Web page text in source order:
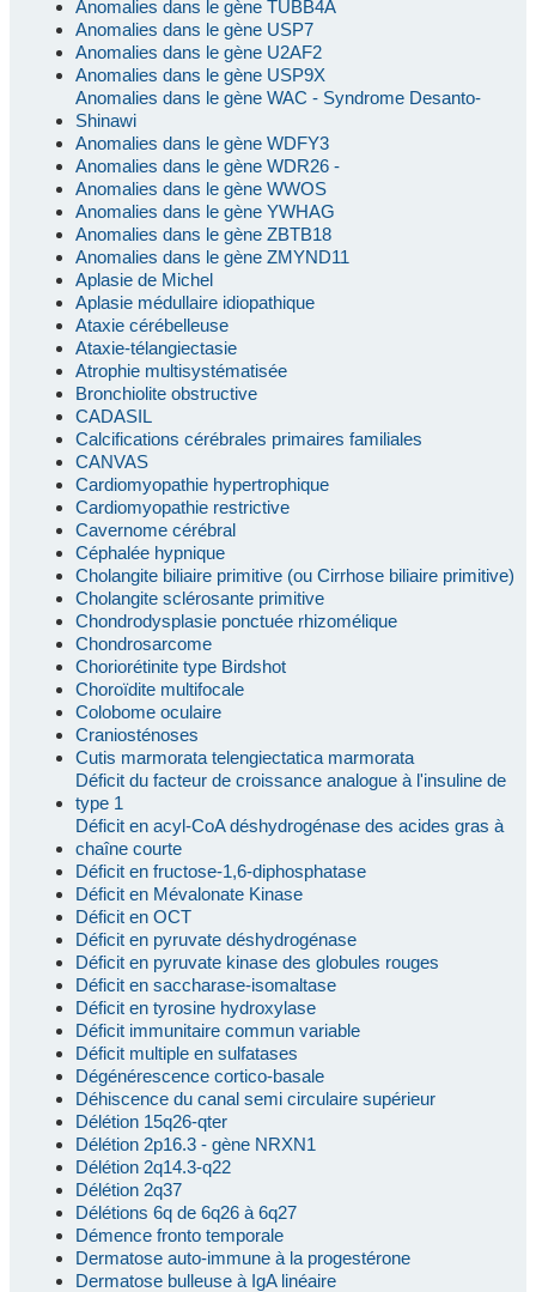
Anomalies dans le gène TUBB4A
Anomalies dans le gène USP7
Anomalies dans le gène U2AF2
Anomalies dans le gène USP9X
Anomalies dans le gène WAC - Syndrome Desanto-
Shinawi
Anomalies dans le gène WDFY3
Anomalies dans le gène WDR26 -
Anomalies dans le gène WWOS
Anomalies dans le gène YWHAG
Anomalies dans le gène ZBTB18
Anomalies dans le gène ZMYND11
Aplasie de Michel
Aplasie médullaire idiopathique
Ataxie cérébelleuse
Ataxie-télangiectasie
Atrophie multisystématisée
Bronchiolite obstructive
CADASIL
Calcifications cérébrales primaires familiales
CANVAS
Cardiomyopathie hypertrophique
Cardiomyopathie restrictive
Cavernome cérébral
Céphalée hypnique
Cholangite biliaire primitive (ou Cirrhose biliaire primitive)
Cholangite sclérosante primitive
Chondrodysplasie ponctuée rhizomélique
Chondrosarcome
Choriorétinite type Birdshot
Choroïdite multifocale
Colobome oculaire
Craniosténoses
Cutis marmorata telengiectatica marmorata
Déficit du facteur de croissance analogue à l'insuline de
type 1
Déficit en acyl-CoA déshydrogénase des acides gras à
chaîne courte
Déficit en fructose-1,6-diphosphatase
Déficit en Mévalonate Kinase
Déficit en OCT
Déficit en pyruvate déshydrogénase
Déficit en pyruvate kinase des globules rouges
Déficit en saccharase-isomaltase
Déficit en tyrosine hydroxylase
Déficit immunitaire commun variable
Déficit multiple en sulfatases
Dégénérescence cortico-basale
Déhiscence du canal semi circulaire supérieur
Délétion 15q26-qter
Délétion 2p16.3 - gène NRXN1
Délétion 2q14.3-q22
Délétion 2q37
Délétions 6q de 6q26 à 6q27
Démence fronto temporale
Dermatose auto-immune à la progestérone
Dermatose bulleuse à IgA linéaire